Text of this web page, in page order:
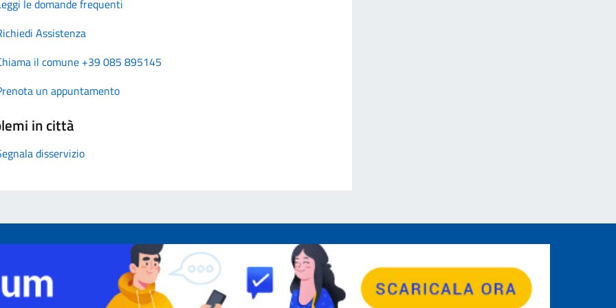
le domande frequenti
Assistenza
il comune +39 085 895145
un appuntamento
in città
disservizio